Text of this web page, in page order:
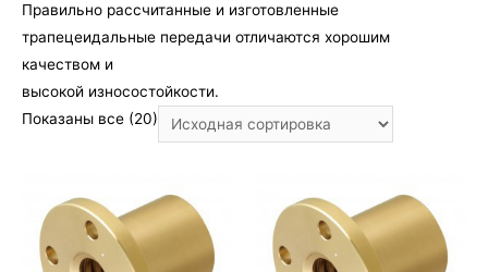
Правильно рассчитанные и изготовленные
трапецеидальные передачи отличаются хорошим
качеством и
высокой износостойкости.
Показаны все (20)